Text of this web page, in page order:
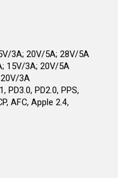
3A; 20V/5A; 28V/5A
15V/3A; 20V/5A
3A
PD3.0, PD2.0, PPS,
AFC, Apple 2.4,